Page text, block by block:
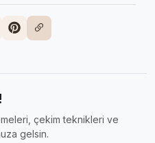
çekim teknikleri ve
gelsin.